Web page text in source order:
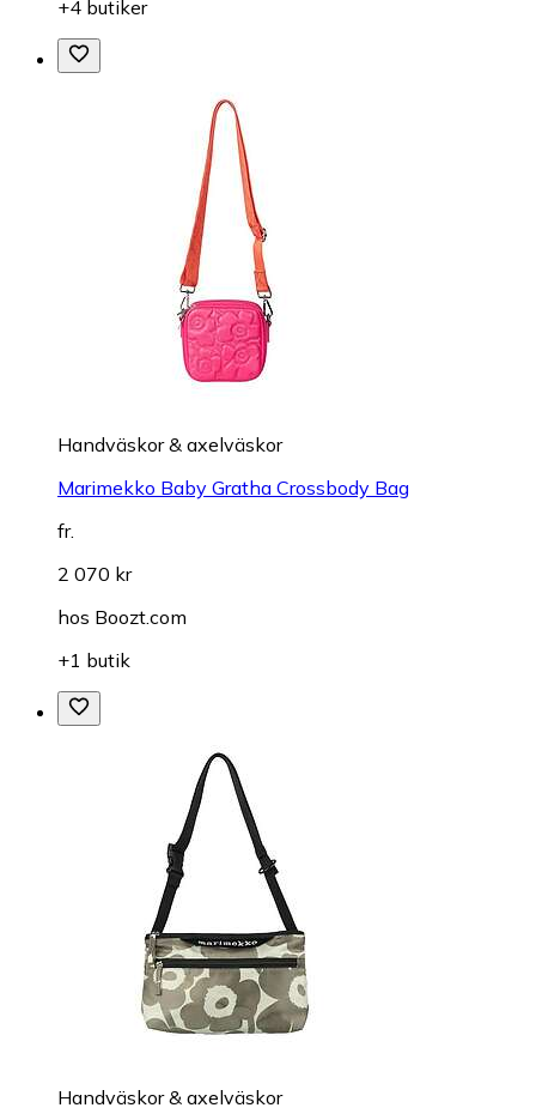
+4 butiker
Handväskor & axelväskor
Marimekko Baby Gratha Crossbody Bag
fr.
2 070 kr
hos Boozt.com
+1 butik
Handväskor & axelväskor